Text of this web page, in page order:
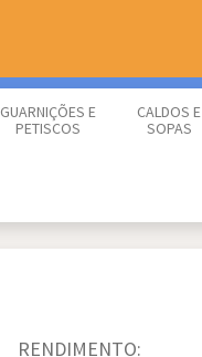
GUARNIÇÕES E
PETISCOS
CALDOS E
SOPAS
RENDIMENTO: